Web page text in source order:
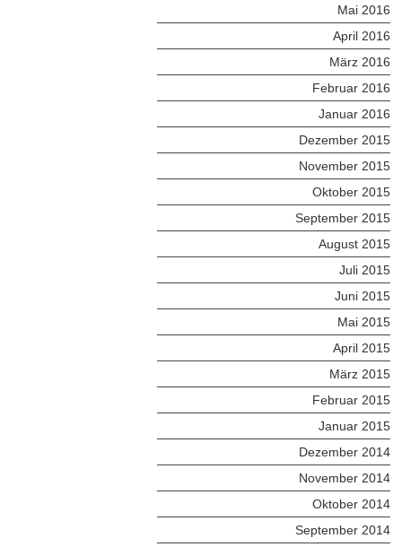
Mai 2016
April 2016
März 2016
Februar 2016
Januar 2016
Dezember 2015
November 2015
Oktober 2015
September 2015
August 2015
Juli 2015
Juni 2015
Mai 2015
April 2015
März 2015
Februar 2015
Januar 2015
Dezember 2014
November 2014
Oktober 2014
September 2014